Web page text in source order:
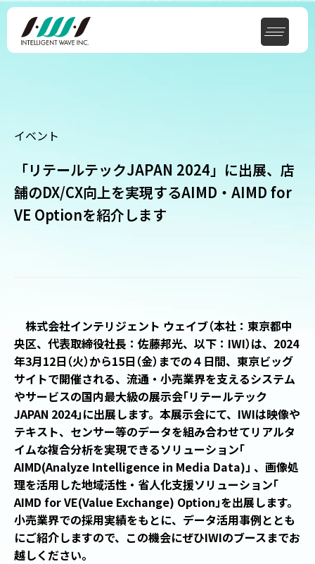
イベント
「リテールテックJAPAN 2024」に出展、店
舗のDX/CX向上を実現するAIMD・AIMD for
VE Optionを紹介します
株式会社インテリジェント ウェイブ（本社：東京都中
央区、代表取締役社⻑：佐藤邦光、以下：IWI）は、2024
年3月12日（火）から15日（金）までの４日間、東京ビッグ
サイトで開催される、流通・小売業界を支えるシステム
やサービスの国内最大級の展示会「リテールテック
JAPAN 2024」に出展します。本展示会にて、IWIは映像や
テキスト、センサー等のデータを組み合わせてリアルタ
イムな複合分析を実現できるソリューション「
AIMD(Analyze Intelligence in Media Data)」、画像処
理を活用した地域活性・省人化支援ソリューション「
AIMD for VE(Value Exchange) Option」を出展します。
小売業界での採用実績をもとに、データ活用事例ととも
にご紹介しますので、この機会にぜひIWIのブースまでお
越しください。